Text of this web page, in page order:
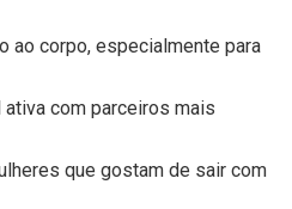
ao corpo, especialmente para
com parceiros mais
que gostam de sair com